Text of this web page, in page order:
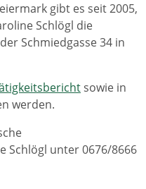
gibt es seit 2005,
Schlögl die
Schmiedgasse 34 in
sowie in
werden.
Schlögl unter 0676/8666